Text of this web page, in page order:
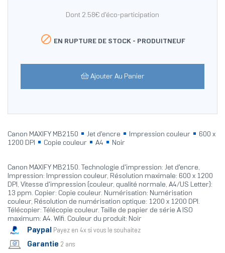
Dont 2.58€ d'éco-participation
 EN RUPTURE DE STOCK - PRODUITNEUF
Ajouter Au Panier
Canon MAXIFY MB2150 Jet d'encre Impression couleur
600 x
1200 DPI
Copie couleur A4 Noir
Canon MAXIFY MB2150. Technologie d'impression: Jet d'encre,
Impression: Impression couleur, Résolution maximale: 600 x 1200
DPI, Vitesse d'impression (couleur, qualité normale, A4/US Letter):
13 ppm. Copier: Copie couleur. Numérisation: Numérisation
couleur, Résolution de numérisation optique: 1200 x 1200 DPI.
Télécopier: Télécopie couleur. Taille de papier de série A ISO
maximum: A4. Wifi. Couleur du produit: Noir
Paypal Payez en 4x si vous le souhaitez
Garantie 2 ans